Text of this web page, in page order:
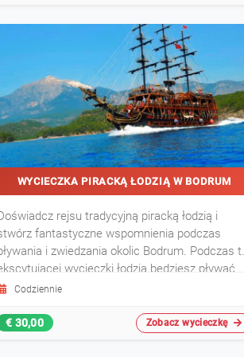
WYCIECZKA PIRACKĄ ŁODZIĄ W BODRUM
rejsu tradycyjną piracką łodzią i
fantastyczne wspomnienia podczas
i zwiedzania okolic Bodrum. Podczas tej
wycieczki łodzią będziesz pływać
łodzią, która wygląda jak statek piracki!
Codziennie
€ 30,00 Zobacz wycieczkę